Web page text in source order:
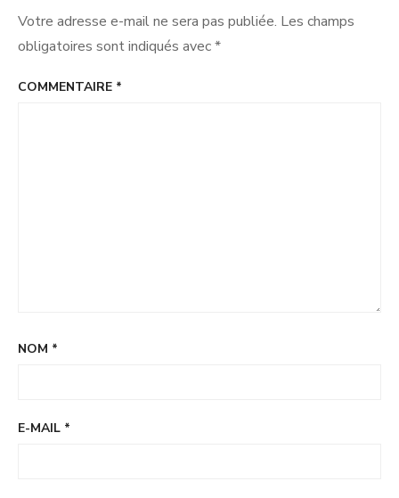
Votre adresse e-mail ne sera pas publiée. Les champs
obligatoires sont indiqués avec*
COMMENTAIRE *
NOM *
E-MAIL *